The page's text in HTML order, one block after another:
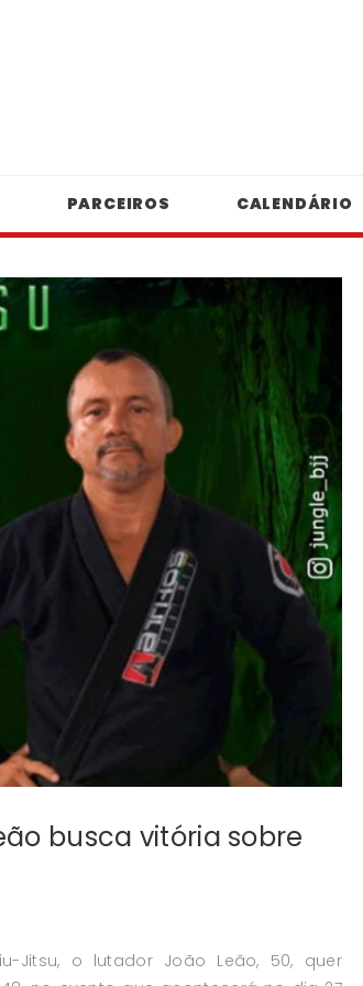
PARCEIROS CALENDÁRIO
busca vitória sobre
Jitsu, o lutador João Leão, 50, quer